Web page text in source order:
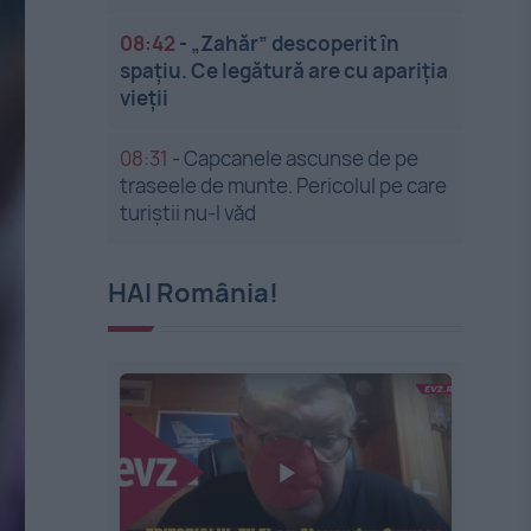
08:42 - „Zahăr” descoperit în
spațiu. Ce legătură are cu apariția
vieții
08:31 -Capcanele ascunse de pe
traseele de munte. Pericolul pe care
turiștii nu-l văd
HAI România!